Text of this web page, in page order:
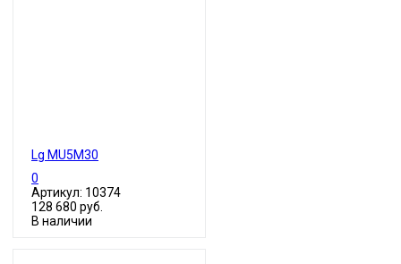
Lg MU5M30
0
Артикул: 10374
128 680 руб.
В наличии